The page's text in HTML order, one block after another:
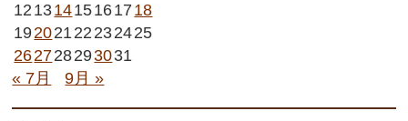
12 1314151617 18
19202122 232425
262728293031
« 7月
9月 »